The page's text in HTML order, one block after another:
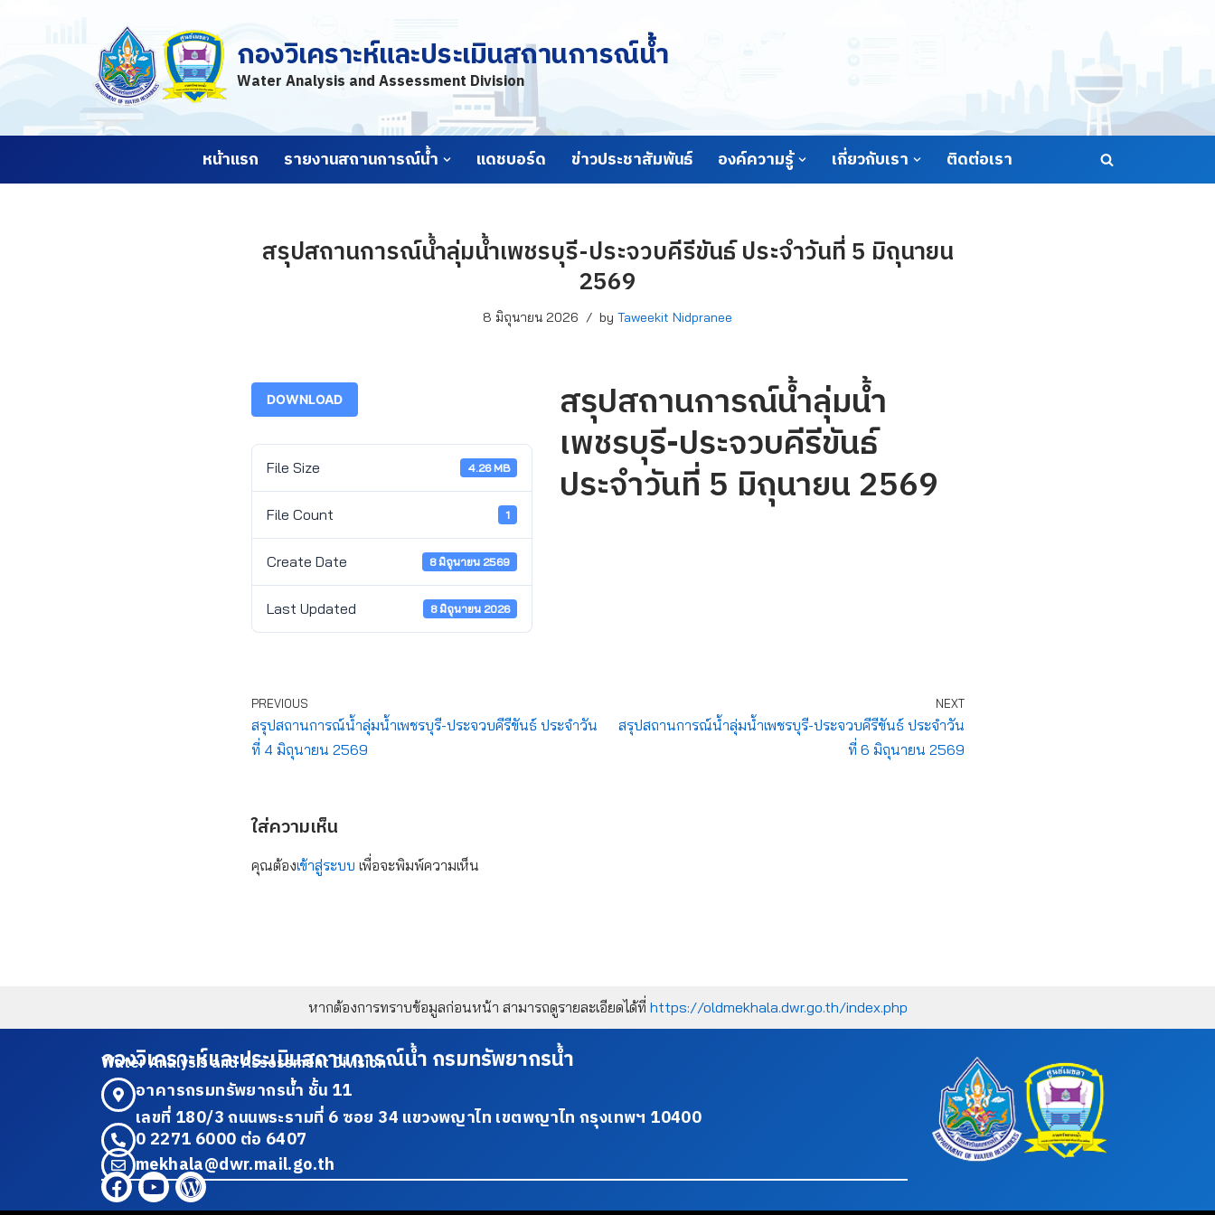
กองวิเคราะห์และประเมินสถานการณ์น้ำ
Water Analysis and Assessment Division
หน้าแรก รายงานสถานการณ์น้ำ แดชบอร์ด ข่าวประชาสัมพันธ์ องค์ความรู้ เกี่ยวกับเรา ติดต่อเรา
สรุปสถานการณ์น้ำลุ่มน้ำเพชรบุรี-ประจวบคีรีขันธ์ ประจำวันที่ 5 มิถุนายน
2569
8 มิถุนายน 2026 by Taweekit Nidpranee
DOWNLOAD
File Size 4.26 MB
File Count 1
Create Date 8 มิถุนายน 2569
Last Updated 8 มิถุนายน 2026
สรุปสถานการณ์น้ำลุ่มน้ำ
เพชรบุรี-ประจวบคีรีขันธ์
ประจำวันที่ 5 มิถุนายน 2569
PREVIOUS
สรุปสถานการณ์น้ำลุ่มน้ำเพชรบุรี-ประจวบคีรีขันธ์ ประจำวัน
ที่ 4 มิถุนายน 2569
NEXT
สรุปสถานการณ์น้ำลุ่มน้ำเพชรบุรี-ประจวบคีรีขันธ์ ประจำวัน
ที่ 6 มิถุนายน 2569
ใส่ความเห็น
คุณต้องเข้าสู่ระบบ เพื่อจะพิมพ์ความเห็น
หากต้องการทราบข้อมูลก่อนหน้า สามารถดูรายละเอียดได้ที่ https://oldmekhala.dwr.go.th/index.php
กองวิเคราะห์และประเมินสถานการณ์น้ำ กรมทรัพยากรน้ำ
Water Analysis and Assessment Division
อาคารกรมทรัพยากรน้ำ ชั้น 11
เลขที่ 180/3 ถนนพระรามที่ 6 ซอย 34 แขวงพญาไท เขตพญาไท กรุงเทพฯ 10400
0 2271 6000 ต่อ 6407
mekhala@dwr.mail.go.th